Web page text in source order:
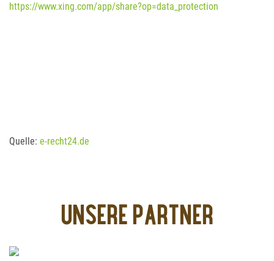
https://www.xing.com/app/share?op=data_protection
Quelle: e-recht24.de
UNSERE PARTNER